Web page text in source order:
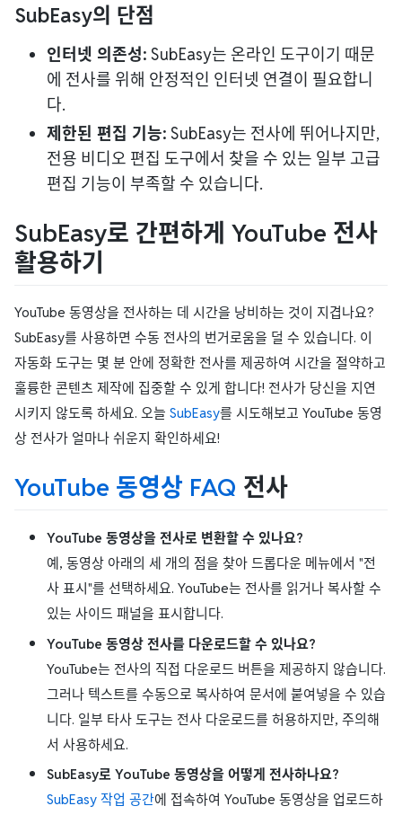
SubEasy의 단점
인터넷 의존성: SubEasy는 온라인 도구이기 때문
에 전사를 위해 안정적인 인터넷 연결이 필요합니
다.
제한된 편집 기능: SubEasy는 전사에 뛰어나지만,
전용 비디오 편집 도구에서 찾을 수 있는 일부 고급
편집 기능이 부족할 수 있습니다.
SubEasy로 간편하게 YouTube 전사
활용하기
YouTube 동영상을 전사하는 데 시간을 낭비하는 것이 지겹나요?
SubEasy를 사용하면 수동 전사의 번거로움을 덜 수 있습니다. 이
자동화 도구는 몇 분 안에 정확한 전사를 제공하여 시간을 절약하고
훌륭한 콘텐츠 제작에 집중할 수 있게 합니다! 전사가 당신을 지연
시키지 않도록 하세요. 오늘 SubEasy를 시도해보고 YouTube 동영
상 전사가 얼마나 쉬운지 확인하세요!
YouTube 동영상 FAQ 전사
YouTube 동영상을 전사로 변환할 수 있나요?
예, 동영상 아래의 세 개의 점을 찾아 드롭다운 메뉴에서 "전
사 표시"를 선택하세요. YouTube는 전사를 읽거나 복사할 수
있는 사이드 패널을 표시합니다.
YouTube 동영상 전사를 다운로드할 수 있나요?
YouTube는 전사의 직접 다운로드 버튼을 제공하지 않습니다.
그러나 텍스트를 수동으로 복사하여 문서에 붙여넣을 수 있습
니다. 일부 타사 도구는 전사 다운로드를 허용하지만, 주의해
서 사용하세요.
SubEasy로 YouTube 동영상을 어떻게 전사하나요?
SubEasy 작업 공간에 접속하여 YouTube 동영상을 업로드하